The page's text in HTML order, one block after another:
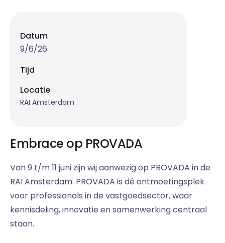
Datum
9/6/26
Tijd
Locatie
RAI Amsterdam
Embrace op PROVADA
Van 9 t/m 11 juni zijn wij aanwezig op PROVADA in de
RAI Amsterdam. PROVADA is dé ontmoetingsplek
voor professionals in de vastgoedsector, waar
kennisdeling, innovatie en samenwerking centraal
staan.